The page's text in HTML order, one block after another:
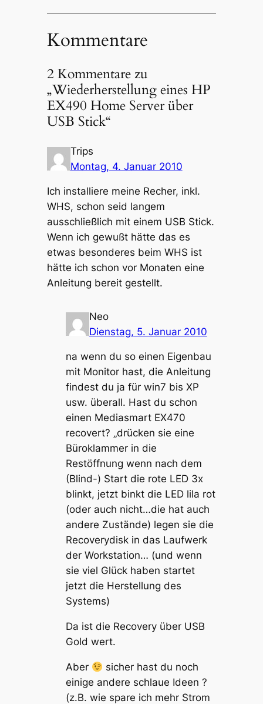
Kommentare
2 Kommentare zu
„Wiederherstellung eines HP
EX490 Home Server über
USB Stick“
Trips
Montag, 4. Januar 2010
Ich installiere meine Recher, inkl.
WHS, schon seid langem
ausschließlich mit einem USB Stick.
Wenn ich gewußt hätte das es
etwas besonderes beim WHS ist
hätte ich schon vor Monaten eine
Anleitung bereit gestellt.
Neo
Dienstag, 5. Januar 2010
na wenn du so einen Eigenbau
mit Monitor hast, die Anleitung
findest du ja für win7 bis XP
usw. überall. Hast du schon
einen Mediasmart EX470
recovert? „drücken sie eine
Büroklammer in die
Restöffnung wenn nach dem
(Blind-) Start die rote LED 3x
blinkt, jetzt binkt die LED lila rot
(oder auch nicht…die hat auch
andere Zustände) legen sie die
Recoverydisk in das Laufwerk
der Workstation… (und wenn
sie viel Glück haben startet
jetzt die Herstellung des
Systems)
Da ist die Recovery über USB
Gold wert.
Aber
sicher hast du noch
einige andere schlaue Ideen ?
(z.B. wie spare ich mehr Strom